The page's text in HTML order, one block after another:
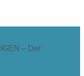
– Der